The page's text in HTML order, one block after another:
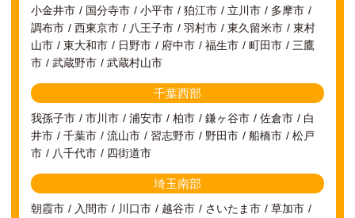
小金井市
国分寺市 小平市 狛江市 立川市
多摩市
調布市
西東京市 八王子市 羽村市 東久留米市
東村
山市
東大和市 日野市 府中市 福生市 町田市
三鷹
市
武蔵野市 武蔵村山市
千葉西部
我孫子市 市川市 浦安市 柏市 鎌ヶ谷市 佐倉市
白
井市
千葉市 流山市 習志野市 野田市 船橋市
松戸
市
八千代市 四街道市
埼玉南部
朝霞市 入間市 川口市 越谷市 さいたま市
草加市